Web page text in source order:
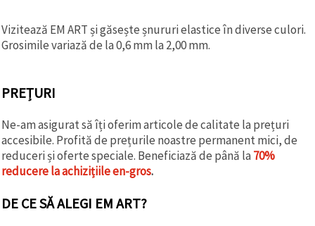
Vizitează EM ART și găsește șnururi elastice în diverse culori.
Grosimile variază de la 0,6 mm la 2,00 mm.
PREȚURI
Ne-am asigurat să îți oferim articole de calitate la prețuri
accesibile. Profită de prețurile noastre permanent mici, de
reduceri și oferte speciale. Beneficiază de până la 70%
reducere la achizițiile en-gros.
DE CE SĂ ALEGI EM ART?